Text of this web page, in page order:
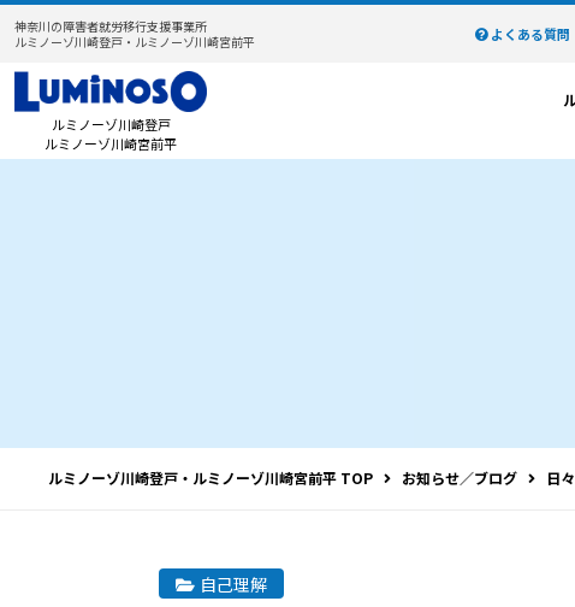
神奈川の障害者就労移行支援事業所
ルミノーゾ川崎登戸・ルミノーゾ川崎宮前平
よくある質問
ルミノーゾ川崎登戸
ルミノーゾ川崎宮前平
ルミノーゾ川崎登戸・ルミノーゾ川崎宮前平 TOP お知らせ／ブログ 日
自己理解